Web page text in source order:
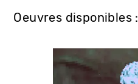
Oeuvres disponibles :